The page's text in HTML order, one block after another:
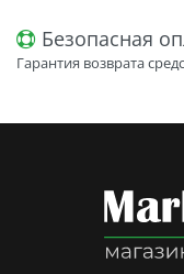
Безопасная
Гарантия возврата